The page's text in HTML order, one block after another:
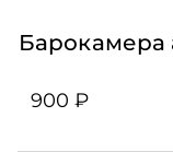
Барокамера
900 ₽